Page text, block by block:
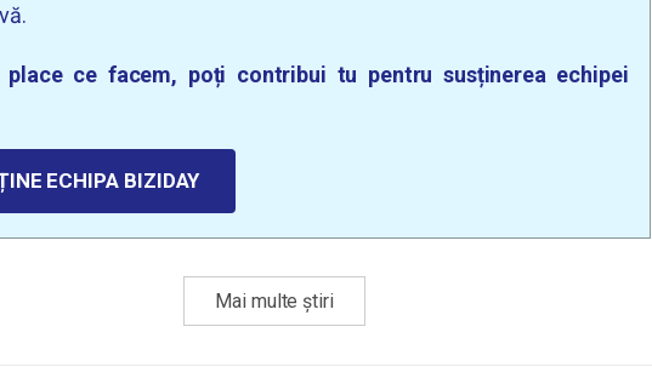
place ce facem, poți contribui tu pentru susținerea echipei
ECHIPA BIZIDAY
Mai multe știri